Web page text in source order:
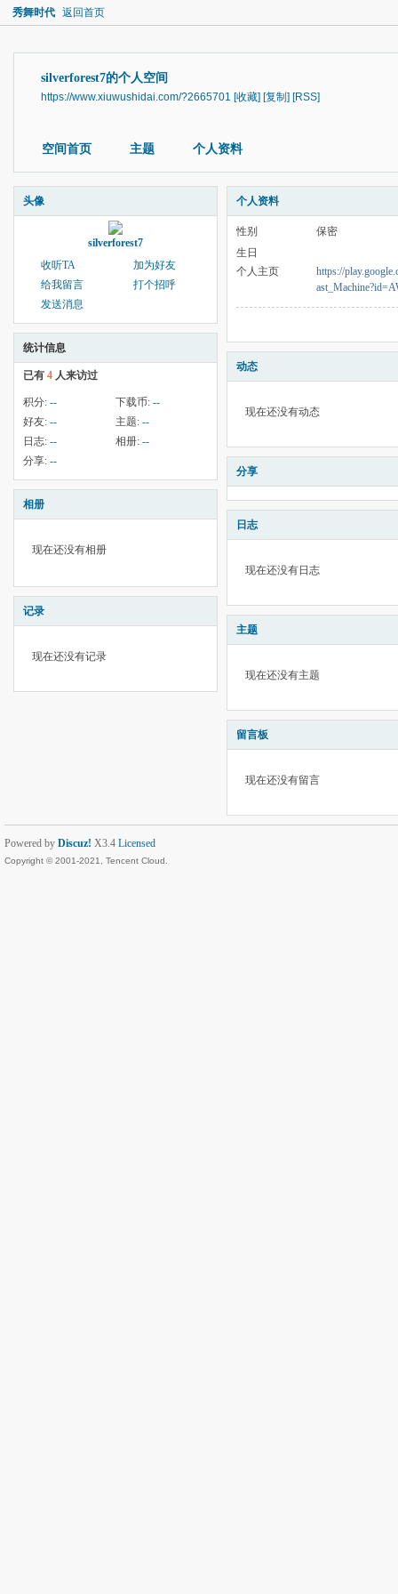
秀舞时代 返回首页
silverforest7的个人空间
https://www.xiuwushidai.com/?2665701 [收藏] [复制] [RSS]
空间首页 主题 个人资料
头像
silverforest7
收听TA
加为好友
给我留言
打个招呼
发送消息
统计信息
已有 4 人来访过
积分: -- 下载币: --
好友: -- 主题: --
日志: -- 相册: --
分享: --
相册
现在还没有相册
记录
现在还没有记录
个人资料
性别
保密
生日
个人主页
https://
动态
现在还没有动态
分享
日志
现在还没有日志
主题
现在还没有主题
留言板
现在还没有留言
Powered by Discuz! X3.4 Licensed
Copyright © 2001-2021, Tencent Cloud.